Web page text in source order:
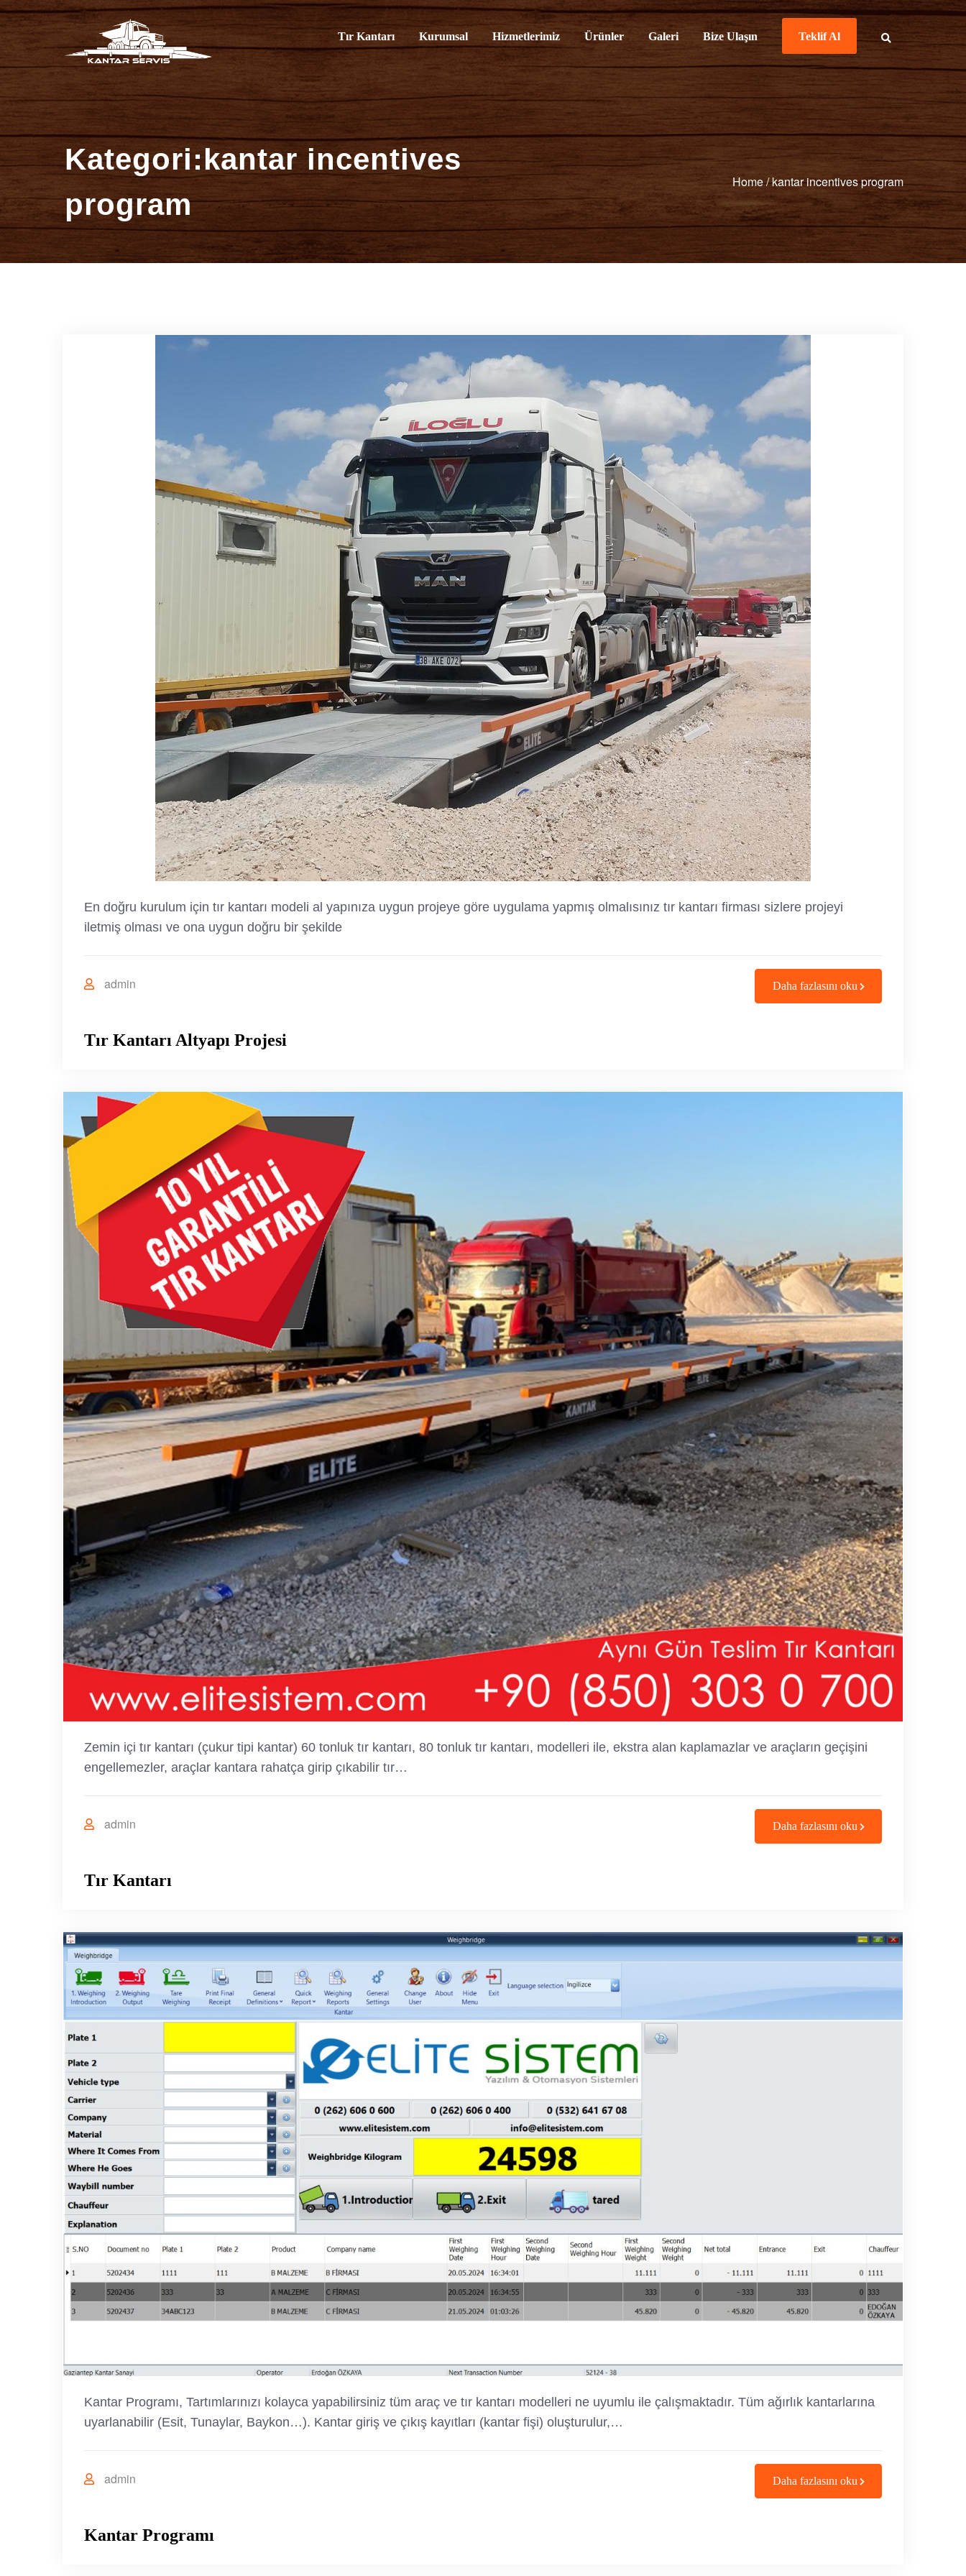
İçeriğe
atla
Kantar ServisiTır Kantarı Kurumsal Hizmetlerimiz Ürünler Galeri Bize Ulaşın Teklif Al
Kategori:kantar incentives
program
Home/kantar incentives program
En doğru kurulum için tır kantarı modeli al yapınıza uygun projeye göre uygulama yapmış olmalısınız tır kantarı firması sizlere projeyi
iletmiş olması ve ona uygun doğru bir şekilde
admin Daha fazlasını oku
Tır Kantarı Altyapı Projesi
Zemin içi tır kantarı (çukur tipi kantar) 60 tonluk tır kantarı, 80 tonluk tır kantarı, modelleri ile, ekstra alan kaplamazlar ve araçların geçişini
engellemezler, araçlar kantara rahatça girip çıkabilir tır…
admin Daha fazlasını oku
Tır Kantarı
Kantar Programı, Tartımlarınızı kolayca yapabilirsiniz tüm araç ve tır kantarı modelleri ne uyumlu ile çalışmaktadır. Tüm ağırlık kantarlarına
uyarlanabilir (Esit, Tunaylar, Baykon…). Kantar giriş ve çıkış kayıtları (kantar fişi) oluşturulur,…
admin Daha fazlasını oku
Kantar Programı